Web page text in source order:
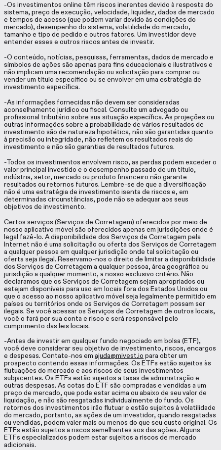
-Os investimentos online têm riscos inerentes devido à resposta do
sistema, preço de execução, velocidade, liquidez, dados de mercado
e tempos de acesso (que podem variar devido às condições do
mercado), desempenho do sistema, volatilidade do mercado,
tamanho e tipo de pedido e outros fatores. Um investidor deve
entender esses e outros riscos antes de investir.
-O conteúdo, notícias, pesquisas, ferramentas, dados de mercado e
símbolos de ações são apenas para fins educacionais e ilustrativos e
não implicam uma recomendação ou solicitação para comprar ou
vender um título específico ou se envolver em uma estratégia de
investimento específica.
-As informações fornecidas não devem ser consideradas
aconselhamento jurídico ou fiscal. Consulte um advogado ou
profissional tributário sobre sua situação específica. As projeções ou
outras informações sobre a probabilidade de vários resultados de
investimento são de natureza hipotética, não são garantidas quanto
à precisão ou integridade, não refletem os resultados reais do
investimento e não são garantias de resultados futuros.
-Todos os investimentos envolvem risco, as perdas podem exceder o
valor principal investido e o desempenho passado de um título,
indústria, setor, mercado ou produto financeiro não garante
resultados ou retornos futuros. Lembre-se de que a diversificação
não é uma estratégia de investimento isenta de riscos e, em
determinadas circunstâncias, pode não se adequar aos seus
objetivos de investimento.
Certos serviços (Serviços de Corretagem) oferecidos por meio de
nosso aplicativo móvel são oferecidos apenas em jurisdições onde é
legal fazê-lo. A disponibilidade dos Serviços de Corretagem pela
Internet não é uma solicitação ou oferta dos Serviços de Corretagem
a qualquer pessoa em qualquer jurisdição onde tal solicitação ou
oferta seja ilegal. Reservamo-nos o direito de limitar a disponibilidade
dos Serviços de Corretagem a qualquer pessoa, área geográfica ou
jurisdição a qualquer momento, a nosso exclusivo critério. Não
declaramos que os Serviços de Corretagem sejam apropriados ou
estejam disponíveis para uso em locais fora dos Estados Unidos ou
que o acesso ao nosso aplicativo móvel seja legalmente permitido em
países ou territórios onde os Serviços de Corretagem possam ser
ilegais. Se você acessar os Serviços de Corretagem de outros locais,
você o fará por sua conta e risco e será responsável pelo
cumprimento das leis locais.
-Antes de investir em qualquer fundo negociado em bolsa (ETF),
você deve considerar seu objetivo de investimento, riscos, encargos
e despesas. Contate-nos em ajuda@mivest.io para obter um
prospecto contendo essas informações. Os ETFs estão sujeitos às
flutuações do mercado e aos riscos de seus investimentos
subjacentes. Os ETFs estão sujeitos a taxas de administração e
outras despesas. As cotas do ETF são compradas e vendidas a um
preço de mercado, que pode estar acima ou abaixo de seu valor de
liquidação, e não são resgatadas individualmente do fundo. Os
retornos dos investimentos irão flutuar e estão sujeitos à volatilidade
do mercado, portanto, as ações de um investidor, quando resgatadas
ou vendidas, podem valer mais ou menos do que seu custo original. Os
ETFs estão sujeitos a riscos semelhantes aos das ações. Alguns
ETFs especializados podem estar sujeitos a riscos de mercado
adicionais.